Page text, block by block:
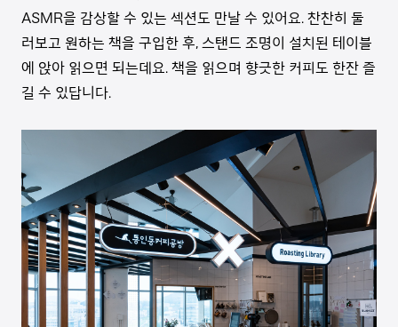
ASMR을 감상할 수 있는 섹션도 만날 수 있어요. 찬찬히 둘
러보고 원하는 책을 구입한 후, 스탠드 조명이 설치된 테이블
에 앉아 읽으면 되는데요. 책을 읽으며 향긋한 커피도 한잔 즐
길 수 있답니다.